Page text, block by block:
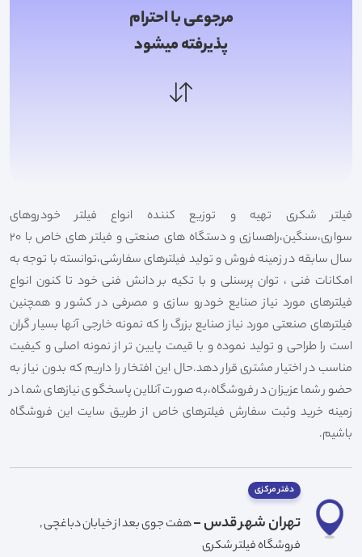
مرجوعی با احترام
پذیرفته میشود
فیلتر شکری تهیه و توزیع کننده انواع فیلتر خودروهای
سواری،سنگین،راهسازی و دستگاه های صنعتی و فیلتر های خاص با 20
سال سابقه در زمینه فروش و تولید فیلترهای سفارشی،توانسته با توجه به
امکانات فنی ، توان پرسنلی و با تکیه بر دانش فنی خود تا کنون انواع
فیلترهای مورد نیاز صنایع خودرو سازی و مصرفی در کشور و همچنین
فیلترهای صنعتی مورد نیاز صنایع بزرگ را که نمونه خارجی آنها بسیار گران
است را طراحی و تولید نموده و با قیمت پایین تر از نمونه اصلی و کیفیت
مناسب در اختیار مشتری قرار دهد.حال این افتخار را داریم که بدون نیاز به
حضور شما عزیزان در فروشگاه،به صورت آنلاین پاسخگوی نیازهای شما در
زمینه خرید وثبت سفارش فیلترهای خاص از طریق سایت این فروشگاه
باشیم.
دفتر مرکزی
تهران شهر قدس -هفت جوی بعد از خیابان دباغچی ,
فروشگاه فیلتر شکری